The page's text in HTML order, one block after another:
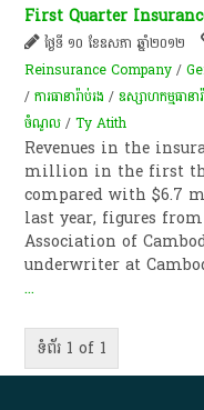
First Quarter
ថ្ងៃទី ១០ ខែឧសភា ឆ្នាំ២០១២
Reinsurance Company /
/ការធានា​រ៉ាប់រង /ឧស្សាហកម្ម​ធានា
ចំណូល​ /Ty Atith
Revenues in the
million in the first
compared with $6.7
last year, figures
Association of
underwriter at
...
ទំព័រ 1 of 1